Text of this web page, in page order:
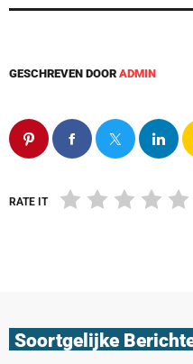
GESCHREVEN DOOR ADMIN
RATE IT
Soortgelijke